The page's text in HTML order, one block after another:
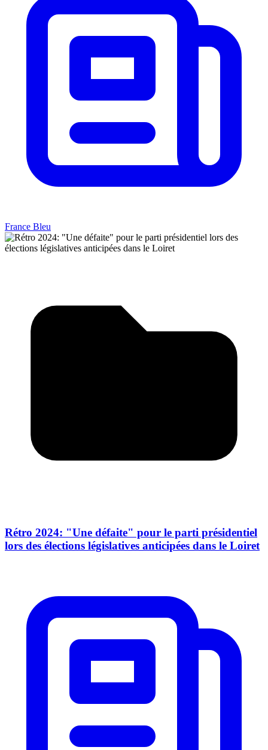
France Bleu
Rétro 2024: "Une défaite" pour le parti présidentiel
lors des élections législatives anticipées dans le Loiret